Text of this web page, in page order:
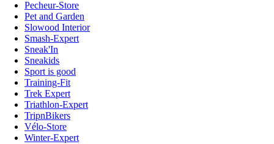
Pecheur-Store
Pet and Garden
Slowood Interior
Smash-Expert
Sneak'In
Sneakids
Sport is good
Training-Fit
Trek Expert
Triathlon-Expert
TripnBikers
Vélo-Store
Winter-Expert